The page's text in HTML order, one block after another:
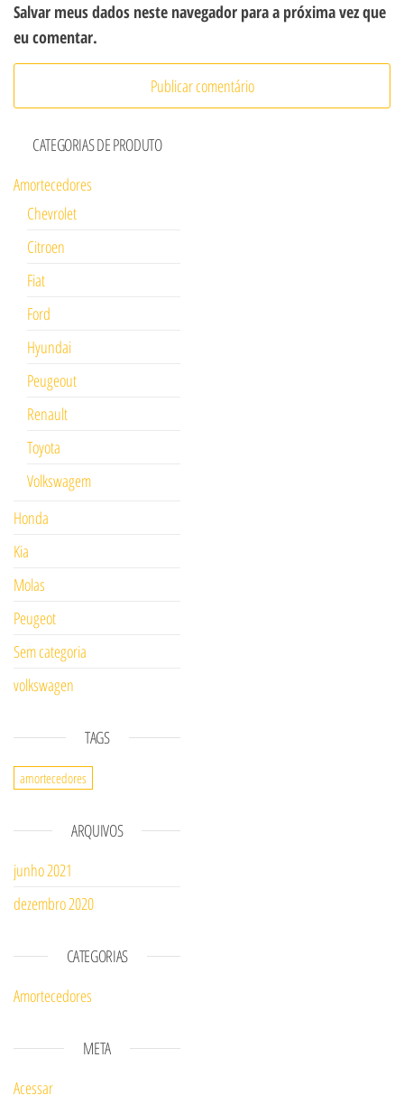
Salvar meus dados neste navegador para a próxima vez que
eu comentar.
CATEGORIAS DE PRODUTO
Amortecedores
Chevrolet
Citroen
Fiat
Ford
Hyundai
Peugeout
Renault
Toyota
Volkswagem
Honda
Kia
Molas
Peugeot
Sem categoria
volkswagen
TAGS
amortecedores
ARQUIVOS
junho 2021
dezembro 2020
CATEGORIAS
Amortecedores
META
Acessar